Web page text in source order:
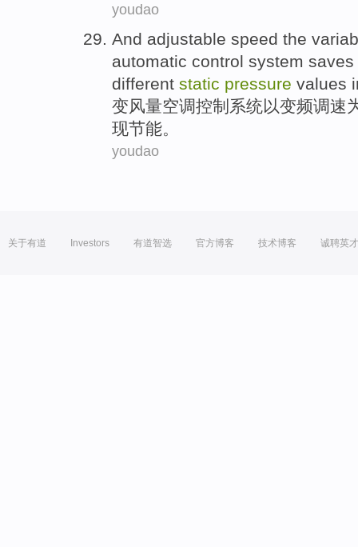
youdao
And adjustable speed the
automatic control system saves
different static pressure values
变风量空调控制 系统以变频调速
现节能。
youdao
关于有道 Investors 有道智选 官方博客 技术博客 诚聘英才